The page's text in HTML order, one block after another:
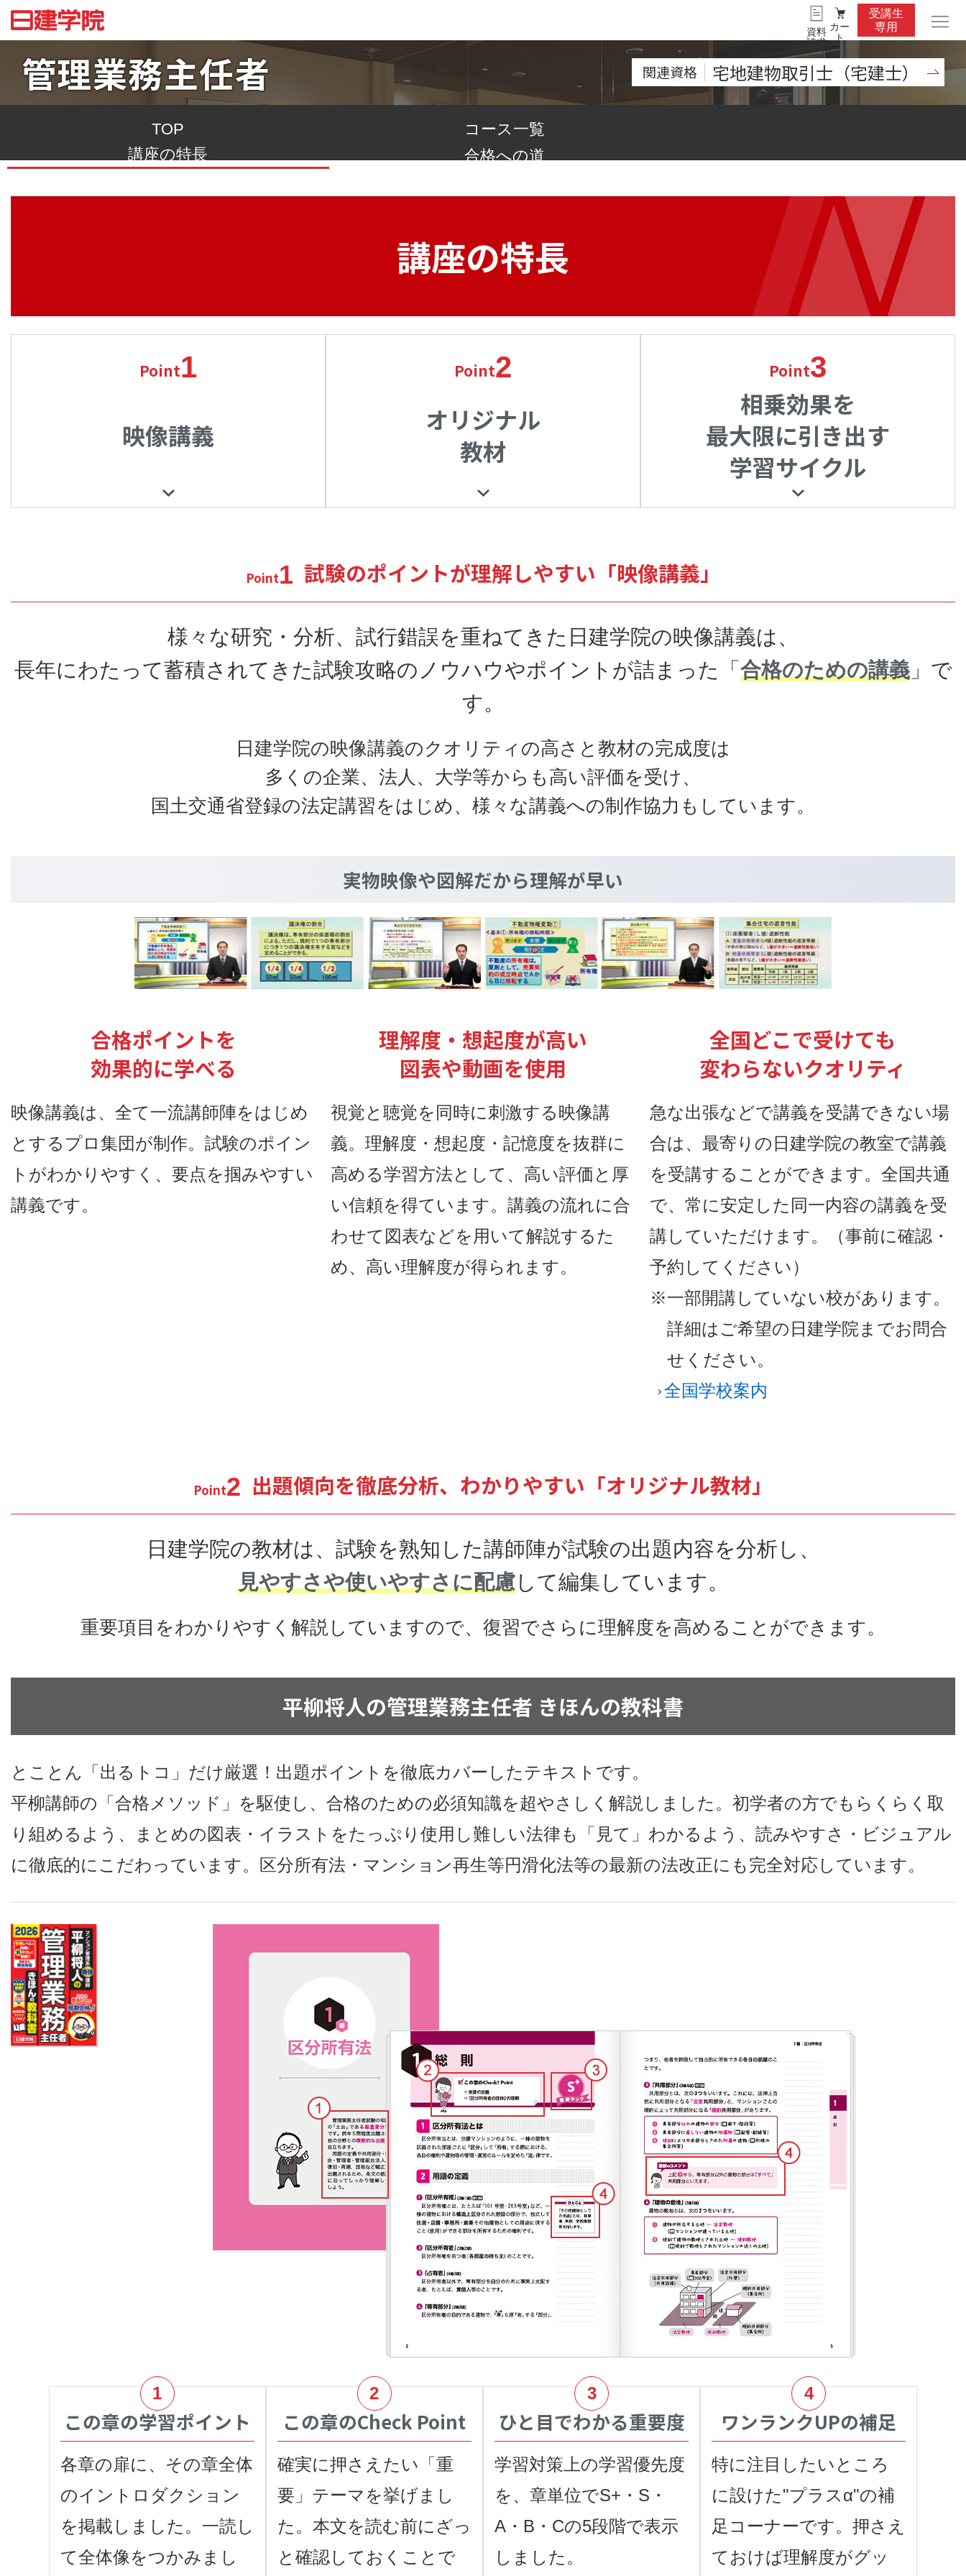
資料
請求
カー
ト
受講生
専用
管理業務主任者 関連資格 宅地建物取引士（宅建士）
TOP
コース一覧
講座の特長
合格への道
講座の特長
Point1
映像講義
Point2
オリジナル
教材
Point3
相乗効果を
最大限に引き出す
学習サイクル
Point1 試験のポイントが理解しやすい「映像講義」
様々な研究・分析、試行錯誤を重ねてきた日建学院の映像講義は、
長年にわたって蓄積されてきた試験攻略のノウハウやポイントが詰まった「 合格のための講義」で
す。
日建学院の映像講義のクオリティの高さと教材の完成度は
多くの企業、法人、大学等からも高い評価を受け、
国土交通省登録の法定講習をはじめ、様々な講義への制作協力もしています。
実物映像や図解だから理解が早い
合格ポイントを
効果的に学べる
映像講義は、全て一流講師陣をはじめ
とするプロ集団が制作。試験のポイン
トがわかりやすく、要点を掴みやすい
講義です。
理解度・想起度が高い
図表や動画を使用
視覚と聴覚を同時に刺激する映像講
義。理解度・想起度・記憶度を抜群に
高める学習方法として、高い評価と厚
い信頼を得ています。講義の流れに合
わせて図表などを用いて解説するた
め、高い理解度が得られます。
全国どこで受けても
変わらないクオリティ
急な出張などで講義を受講できない場
合は、最寄りの日建学院の教室で講義
を受講することができます。全国共通
で、常に安定した同一内容の講義を受
講していただけます。（事前に確認・
予約してください）
※一部開講していない校があります。
詳細はご希望の日建学院までお問合
せください。
全国学校案内
Point2 出題傾向を徹底分析、わかりやすい「オリジナル教材」
日建学院の教材は、試験を熟知した講師陣が試験の出題内容を分析し、
見やすさや使いやすさに配慮して編集しています。
重要項目をわかりやすく解説していますので、復習でさらに理解度を高めることができます。
平柳将人の管理業務主任者 きほんの教科書
とことん「出るトコ」だけ厳選！出題ポイントを徹底カバーしたテキストです。
平柳講師の「合格メソッド」を駆使し、合格のための必須知識を超やさしく解説しました。初学者の方でもらくらく取
り組めるよう、まとめの図表・イラストをたっぷり使用し難しい法律も「見て」わかるよう、読みやすさ・ビジュアル
に徹底的にこだわっています。区分所有法・マンション再生等円滑化法等の最新の法改正にも完全対応しています。
この章の学習ポイント
各章の扉に、その章全体
のイントロダクション
を掲載しました。一読し
て全体像をつかみまし
この章のCheck Point
確実に押さえたい「重
要」テーマを挙げまし
た。本文を読む前にざっ
と確認しておくことで
ひと目でわかる重要度
学習対策上の学習優先度
を、章単位でS+・S・
A・B・Cの5段階で表示
しました。
ワンランクUPの補足
特に注目したいところ
に設けた"プラスα"の補
足コーナーです。押さえ
ておけば理解度がグッ